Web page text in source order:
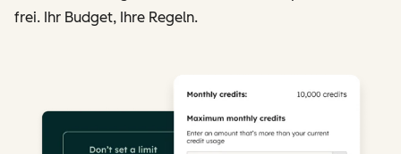
frei. Ihr Budget, Ihre Regeln.